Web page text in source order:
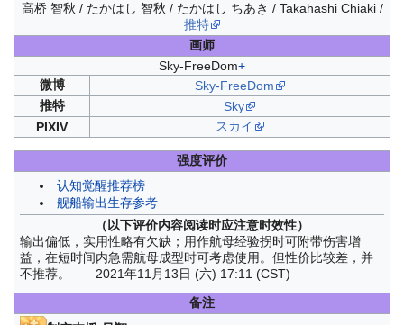
高桥 智秋 / たかはし 智秋 / たかはし ちあき / Takahashi Chiaki /
推特
画师
Sky-FreeDom+
微博
Sky-FreeDom
推特
Sky
PIXIV
スカイ
强度评价
认知觉醒推荐榜
舰船输出生存参考
（以下评价内容阅读时应注意时效性）
输出偏低，实用性略有欠缺；用作航母经验拐时可附带伤害增
益，在短时间内急需航母成型时可考虑使用。但性价比较差，并
不推荐。——2021年11月13日 (六) 17:11 (CST)
备注